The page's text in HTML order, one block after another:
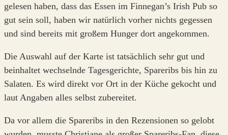
gelesen haben, dass das Essen im Finnegan’s Irish Pub so
gut sein soll, haben wir natürlich vorher nichts gegessen
und sind bereits mit großem Hunger dort angekommen.
Die Auswahl auf der Karte ist tatsächlich sehr gut und
beinhaltet wechselnde Tagesgerichte, Spareribs bis hin zu
Salaten. Es wird direkt vor Ort in der Küche gekocht und
laut Angaben alles selbst zubereitet.
Da vor allem die Spareribs in den Rezensionen so gelobt